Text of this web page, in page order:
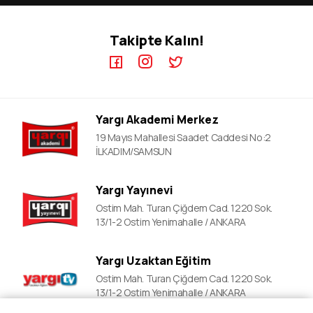
YDS Kursları
YKS Kursları
LGS Kursları
Polislik Sınavlarına Hazırlık
KPSS A Video Dersler
YDS Video Ders
Takipte Kalın!
Yargı Akademi Merkez
19 Mayıs Mahallesi Saadet Caddesi No:2
İLKADIM/SAMSUN
Yargı Yayınevi
Ostim Mah. Turan Çiğdem Cad. 1220 Sok.
13/1-2 Ostim Yenimahalle / ANKARA
Yargı Uzaktan Eğitim
Ostim Mah. Turan Çiğdem Cad. 1220 Sok.
13/1-2 Ostim Yenimahalle / ANKARA